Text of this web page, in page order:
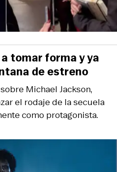
Michael Jackson,
el rodaje de la secuela
como protagonista.
tomar forma y ya
de estreno